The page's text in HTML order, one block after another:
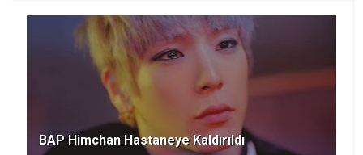
BAP Himchan Hastaneye Kaldırıldı